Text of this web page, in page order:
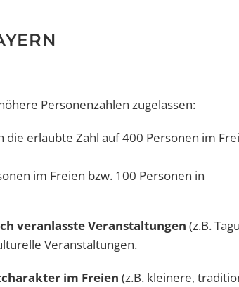
Personenzahlen zugelassen:
erlaubte Zahl auf 400 Personen im
im Freien bzw. 100 Personen in
veranlasste Veranstaltungen (z.B.
Veranstaltungen.
im Freien (z.B. kleinere,